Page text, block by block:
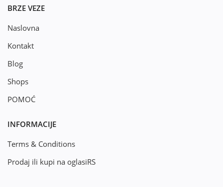
BRZE VEZE
Naslovna
Kontakt
Blog
Shops
POMOĆ
INFORMACIJE
Terms & Conditions
Prodaj ili kupi na oglasiRS